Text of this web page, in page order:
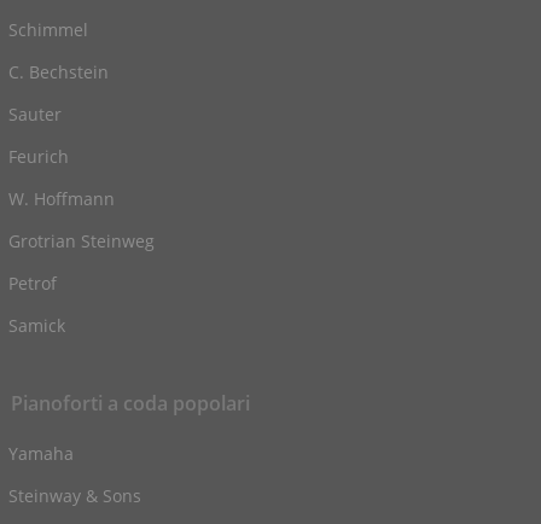
Schimmel
C. Bechstein
Sauter
Feurich
W. Hoffmann
Grotrian Steinweg
Petrof
Samick
Pianoforti a coda popolari
Yamaha
Steinway & Sons